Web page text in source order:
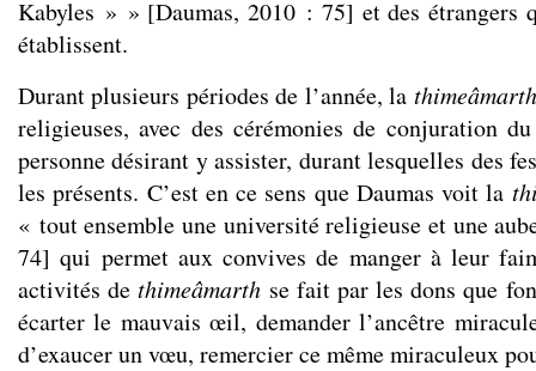
Kabyles » » [Daumas, 2010 : 75] et des étrangers
établissent.
Durant plusieurs périodes de l’année, la thimeâmarth
religieuses, avec des cérémonies de conjuration
personne désirant y assister, durant lesquelles des
les présents. C’est en ce sens que Daumas voit la
« tout ensemble une université religieuse et une
74] qui permet aux convives de manger à leur
activités dethimeâmarth se fait par les dons que
écarter le mauvais œil, demander l’ancêtre
d’exaucer un vœu, remercier ce même miraculeux